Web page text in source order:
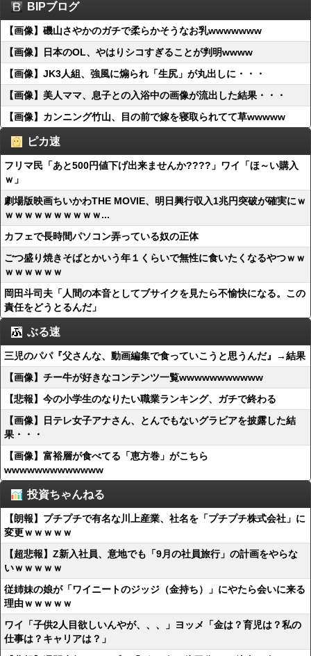
BIPブログ
【画像】磯山さやかのガチで柔らかそうなお乳wwwwwww
【画像】日本のOL、やはりシコすぎることが判明wwww
【画像】JK3人組、強風に煽られ「生尻」が丸出しに・・・
【画像】美人ママ、息子との入浴中の画像が流出した結果・・・
【画像】カンニング竹山、目の前で嫁を寝取られてて草wwwww
ピカ速
フリマ民「あと500円値下げ出来ませんか????」ワイ「ほ～い購入
ｗ」
劇場版映画ちいかわTHE MOVIE、明日興行収入1兆円突破が確実にｗ
ｗｗｗｗｗｗｗｗｗｗ...
カフェで長時間パソコン弄っている奴の正体
ごつ盛り焼きそばとかいう年１くらいで無性に食いたくなるやつｗｗ
ｗｗｗｗｗｗ
岡田斗司夫「人間の本音としてブサイクを見たら不愉快になる。この
責任をどうとるんだ」
ぶる速
三児のパパ『父さんな、動画編集で食っていこうと思うんだ』→結果
【画像】チー牛が好きなコンテンツ一覧wwwwwwwwwww
【悲報】今の小学生のなりたい職業ランキング、ガチで終わる
【画像】日テレ女子アナさん、とんでもないグラビアを披露した結
果・・・
【画像】富裕層が食べてる「恵方巻」がこちら
wwwwwwwwwwwww
投資ちゃんねる
【朗報】プチプチで有名な川上産業、社名を「プチプチ株式会社」に
変更ｗｗｗｗｗ
【超悲報】Z新入社員、意地でも「9月の社員旅行」の計画をやらな
いｗｗｗｗｗ
従姉妹の娘が「ワイニートのジッジ（金持ち）」にやたら会いに来る
理由ｗｗｗｗｗ
ワイ「子供2人目欲しいんやが、、、」ヨッメ「金は？育児は？私の
仕事は？キャリアは？」